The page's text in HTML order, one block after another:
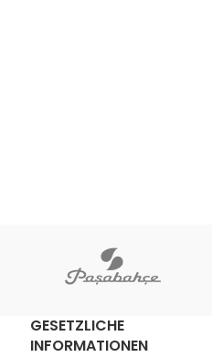
GESETZLICHE
INFORMATIONEN